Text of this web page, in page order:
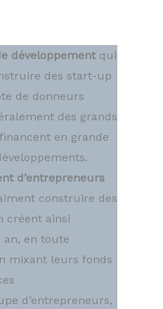
développementqui
des start-up
de donneurs
des grands
en grande
d’entrepreneurs
construire des
créent ainsi
en toute
mixant leurs fonds
d’entrepreneurs,